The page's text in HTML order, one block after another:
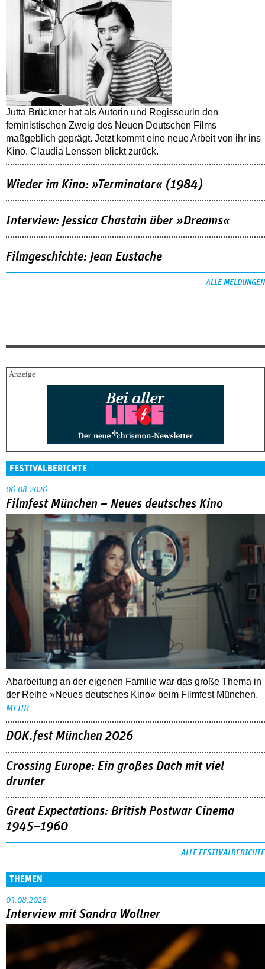
Jutta Brückner hat als Autorin und Regisseurin den
feministischen Zweig des Neuen Deutschen Films
maßgeblich geprägt. Jetzt kommt eine neue Arbeit von ihr ins
Kino. Claudia Lenssen blickt zurück.
Wieder im Kino: »Terminator« (1984)
Interview: Jessica Chastain über »Dreams«
Filmgeschichte: Jean Eustache
ALLE MELDUNGEN
FESTIVALBERICHTE
06.08.2026
Filmfest München – Neues deutsches Kino
Abarbeitung an der eigenen Familie war das große Thema in
der Reihe »Neues deutsches Kino« beim Filmfest München.
MEHR
DOK.fest München 2026
Crossing Europe: Ein großes Dach mit viel
drunter
Great Expectations: British Postwar Cinema
1945–1960
ALLE FESTIVALBERICHTE
THEMEN
03.08.2026
Interview mit Sandra Wollner